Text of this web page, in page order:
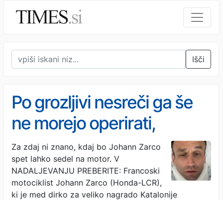
Išči
Po grozljivi nesreči ga še
ne morejo operirati,
tveganje bi bilo preveliko
Za zdaj ni znano, kdaj bo Johann Zarco
spet lahko sedel na motor. V
NADALJEVANJU PREBERITE: Francoski
motociklist Johann Zarco (Honda-LCR),
ki je med dirko za veliko nagrado Katalonije